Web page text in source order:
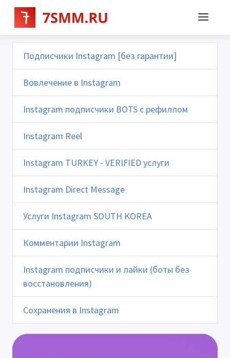
Подписчики Instagram [без гарантии]
Вовлечение в Instagram
Instagram подписчики BOTS с рефиллом
Instagram Reel
Instagram TURKEY - VERIFIED услуги
Instagram Direct Message
Услуги Instagram SOUTH KOREA
Комментарии Instagram
Instagram подписчики и лайки (боты без
восстановления)
Сохранения в Instagram